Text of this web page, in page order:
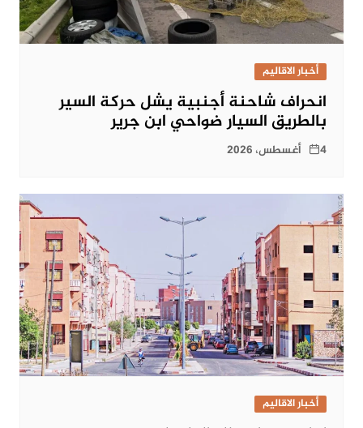
أخبار الاقاليم
انحراف شاحنة أجنبية يشل حركة السير
بالطريق السيار ضواحي ابن جرير
4 أغسطس، 2026
أخبار الاقاليم